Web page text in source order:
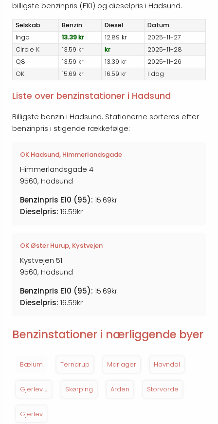
billigste benzinpris (E10) og dieselpris i Hadsund.
Selskab Benzin Diesel
Datum
Ingo
13.39 kr 12.89 kr
2025-11-27
Circle K
13.59 kr kr
2025-11-28
Q8
13.59 kr 13.39 kr
2025-11-26
OK
15.69 kr 16.59 kr I dag
Liste over benzinstationer i Hadsund
Billigste benzin i Hadsund. Stationerne sorteres efter
benzinpris i stigende rækkefølge:
OK Hadsund, Himmerlandsgade
Himmerlandsgade 4
9560, Hadsund
Benzinpris E10 (95): 15.69kr
Dieselpris: 16.59kr
OK Øster Hurup, Kystvejen
Kystvejen 51
9560, Hadsund
Benzinpris E10 (95): 15.69kr
Dieselpris: 16.59kr
Benzinstationer i nærliggende byer
Bælum Terndrup Mariager Havndal
Gjerlev J Skørping Arden Storvorde
Gjerlev